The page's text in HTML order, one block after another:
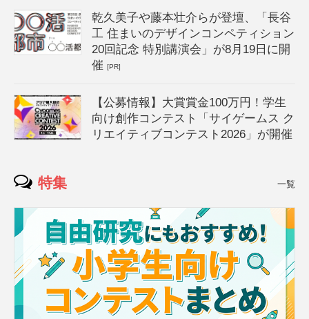
乾久美子や藤本壮介らが登壇、「長谷
工 住まいのデザインコンペティション
20回記念 特別講演会」が8月19日に開
催[PR]
【公募情報】大賞賞金100万円！学生
向け創作コンテスト「サイゲームス ク
リエイティブコンテスト2026」が開催
特集 一覧